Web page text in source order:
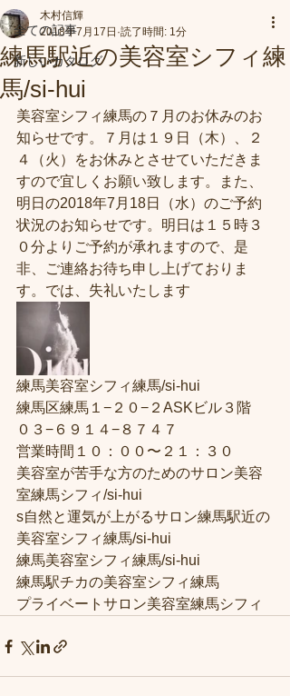
全ての記事
新しいカタログ
練馬駅近の美容室シフィ練
馬/si-hui
木村信輝
2018年7月17日 読了時間: 1分
美容室シフィ練馬の７月のお休みのお
知らせです。７月は１９日（木）、２
４（火）をお休みとさせていただきま
すので宜しくお願い致します。また、
明日の2018年7月18日（水）のご予約
状況のお知らせです。明日は１５時３
０分よりご予約が承れますので、是
非、ご連絡お待ち申し上げておりま
す。では、失礼いたします
練馬美容室シフィ練馬/si-hui
練馬区練馬１−２０−２ASKビル３階
０３−６９１４−８７４７
営業時間１０：００〜２１：３０
美容室が苦手な方のためのサロン美容
室練馬シフィ/si-hui
s自然と運気が上がるサロン練馬駅近の
美容室シフィ練馬/si-hui
練馬美容室シフィ練馬/si-hui
練馬駅チカの美容室シフィ練馬
プライベートサロン美容室練馬シフィ